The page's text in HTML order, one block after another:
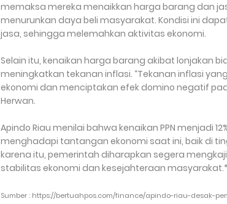
memaksa mereka menaikkan harga barang dan
menurunkan daya beli masyarakat. Kondisi ini
jasa, sehingga melemahkan aktivitas ekonomi.
Selain itu, kenaikan harga barang akibat lonjakan
meningkatkan tekanan inflasi. “Tekanan inflasi
ekonomi dan menciptakan efek domino negatif
Herwan.
Apindo Riau menilai bahwa kenaikan PPN menjadi
menghadapi tantangan ekonomi saat ini, baik di
karena itu, pemerintah diharapkan segera
stabilitas ekonomi dan kesejahteraan
Sumber : https://bertuahpos.com/finance/apindo-riau-desak-